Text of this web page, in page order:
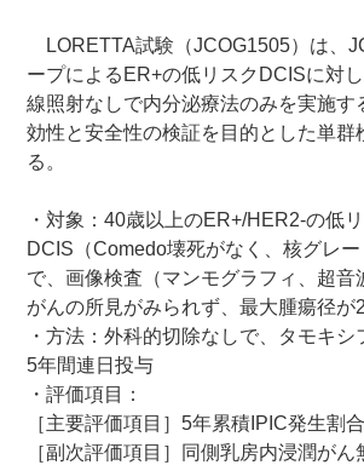
LORETTA試験（JCOG1505）は、
ープによるER+の低リスクDCISに対
線照射なしで内分泌療法のみを実施す
効性と安全性の検証を目的とした単群
る。
・対象：40歳以上のER+/HER2-の低
DCIS（Comedo壊死がなく、核グレー
で、画像検査（マンモグラフィ、超音
がんの所見がみられず、最大腫瘍径が
・方法：外科的切除なしで、タモキシ
5年間連日投与
・評価項目：
［主要評価項目］5年累積IPIC発生割合
［副次評価項目］同側乳房内浸潤がん